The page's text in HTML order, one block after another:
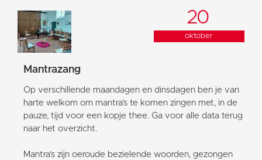
20
oktober
Mantrazang
Op verschillende maandagen en dinsdagen ben je van
harte welkom om mantra’s te komen zingen met, in de
pauze, tijd voor een kopje thee. Ga voor alle data terug
naar het overzicht.
Mantra’s zijn oeroude bezielende woorden, gezongen